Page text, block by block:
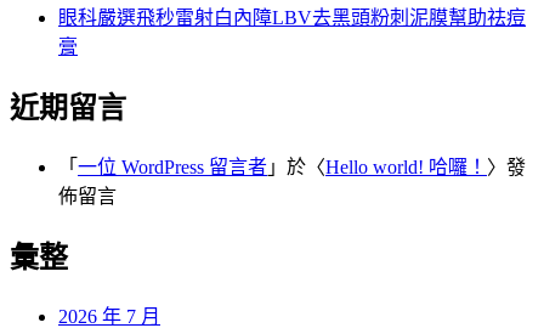
眼科嚴選飛秒雷射白內障LBV去黑頭粉刺泥膜幫助祛痘
膏
近期留言
「 一位 WordPress 留言者 」於〈Hello world! 哈囉！ 〉發
佈留言
彙整
2026 年 7 月